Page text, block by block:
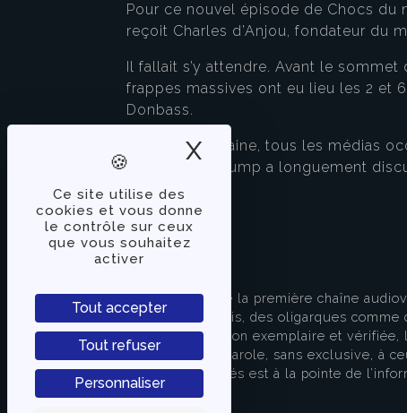
Ce site utilise des
cookies et vous donne
le contrôle sur ceux
que vous souhaitez
activer
Tout accepter
Tout refuser
Personnaliser
X Masquer le
Pour ce nouvel épisode de Chocs du
reçoit Charles d’Anjou, fondateur du
Il fallait s’y attendre. Avant le
frappes massives ont eu lieu les 2 et
Donbass.
Il y a une semaine, tous les médias
font douter. Trump a longuement
TVLibertés représente la première chaîne
indépendante des partis, des oligarques
apporter une information exemplaire et
s’attache à donner la parole, sans exclusive, à
européenne. TVLibertés est à la pointe de